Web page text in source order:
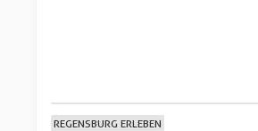
REGENSBURG ERLEBEN